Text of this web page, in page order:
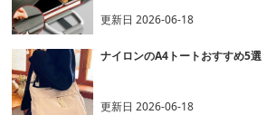
更新日2026-06-18
ナイロンのA4トートおすすめ5選
更新日2026-06-18